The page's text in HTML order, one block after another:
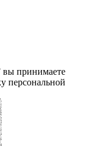
вы принимаете
персональной